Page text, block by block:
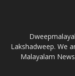
Lakshadweep. We
Malayalam